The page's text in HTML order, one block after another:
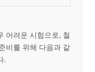
어려운 시험으로, 철
비를 위해 다음과 같
.